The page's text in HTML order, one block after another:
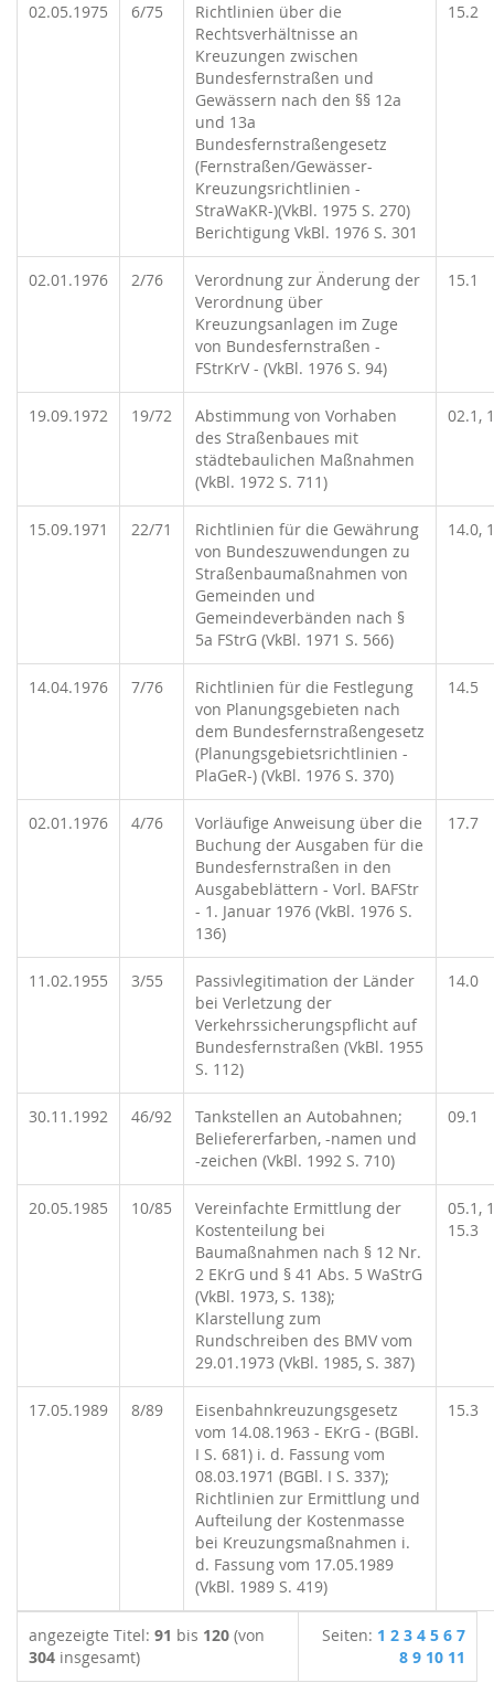
02.05.1975 6/75
Richtlinien über die
Rechtsverhältnisse an
Kreuzungen zwischen
Bundesfernstraßen und
Gewässern nach den §§ 12a
und 13a
Bundesfernstraßengesetz
(Fernstraßen/Gewässer-
Kreuzungsrichtlinien -
StraWaKR-)(VkBl. 1975 S. 270)
Berichtigung VkBl. 1976 S. 301
15.2
02.01.1976 2/76
Verordnung zur Änderung der
Verordnung über
Kreuzungsanlagen im Zuge
von Bundesfernstraßen -
FStrKrV - (VkBl. 1976 S. 94)
15.1
19.09.1972 19/72
Abstimmung von Vorhaben
des Straßenbaues mit
städtebaulichen Maßnahmen
(VkBl. 1972 S. 711)
02.1,
15.09.1971 22/71
Richtlinien für die Gewährung
von Bundeszuwendungen zu
Straßenbaumaßnahmen von
Gemeinden und
Gemeindeverbänden nach §
5a FStrG (VkBl. 1971 S. 566)
14.0,
14.04.1976 7/76
Richtlinien für die Festlegung
von Planungsgebieten nach
dem Bundesfernstraßengesetz
(Planungsgebietsrichtlinien -
PlaGeR-) (VkBl. 1976 S. 370)
14.5
02.01.1976 4/76
Vorläufige Anweisung über die
Buchung der Ausgaben für die
Bundesfernstraßen in den
Ausgabeblättern - Vorl. BAFStr
- 1. Januar 1976 (VkBl. 1976 S.
136)
17.7
11.02.1955 3/55
Passivlegitimation der Länder
bei Verletzung der
Verkehrssicherungspflicht auf
Bundesfernstraßen (VkBl. 1955
S. 112)
14.0
30.11.1992 46/92
Tankstellen an Autobahnen;
Beliefererfarben, -namen und
-zeichen (VkBl. 1992 S. 710)
09.1
20.05.1985 10/85
Vereinfachte Ermittlung der
Kostenteilung bei
Baumaßnahmen nach § 12 Nr.
2 EKrG und § 41 Abs. 5 WaStrG
(VkBl. 1973, S. 138);
Klarstellung zum
Rundschreiben des BMV vom
29.01.1973 (VkBl. 1985, S. 387)
05.1,
15.3
17.05.1989 8/89
Eisenbahnkreuzungsgesetz
vom 14.08.1963 - EKrG - (BGBl.
I S. 681) i. d. Fassung vom
08.03.1971 (BGBl. I S. 337);
Richtlinien zur Ermittlung und
Aufteilung der Kostenmasse
bei Kreuzungsmaßnahmen i.
d. Fassung vom 17.05.1989
(VkBl. 1989 S. 419)
15.3
angezeigte Titel: 91 bis 120 (von
304 insgesamt)
Seiten: 1 2 3 4 5 6 7
8 9 10 11